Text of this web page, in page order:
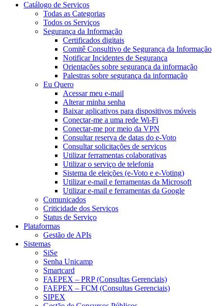
Catálogo de Serviços
Todas as Categorias
Todos os Serviços
Segurança da Informação
Certificados digitais
Comitê Consultivo de Segurança da Informação
Notificar Incidentes de Segurança
Orientações sobre segurança da informação
Palestras sobre segurança da informação
Eu Quero
Acessar meu e-mail
Alterar minha senha
Baixar aplicativos para dispositivos móveis
Conectar-me a uma rede Wi-Fi
Conectar-me por meio da VPN
Consultar reserva de datas do e-Voto
Consultar solicitações de serviços
Utilizar ferramentas colaborativas
Utilizar o serviço de telefonia
Sistema de eleições (e-Voto e e-Voting)
Utilizar e-mail e ferramentas da Microsoft
Utilizar e-mail e ferramentas da Google
Comunicados
Criticidade dos Serviços
Status de Serviço
Plataformas
Gestão de APIs
Sistemas
SiSe
Senha Unicamp
Smartcard
FAEPEX – PRP (Consultas Gerenciais)
FAEPEX – FCM (Consultas Gerenciais)
SIPEX